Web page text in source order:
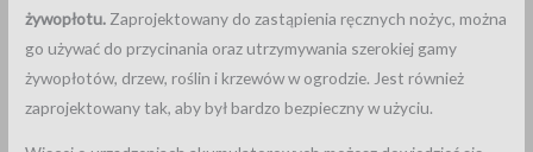
żywopłotu. Zaprojektowany do zastąpienia ręcznych nożyc, można
go używać do przycinania oraz utrzymywania szerokiej gamy
żywopłotów, drzew, roślin i krzewów w ogrodzie. Jest również
zaprojektowany tak, aby był bardzo bezpieczny w użyciu.